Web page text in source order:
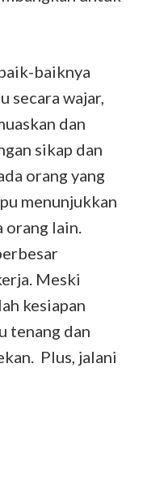
baiknya
secara wajar,
dan
sikap dan
orang yang
menunjukkan
orang lain.
Meski
kesiapan
tenang dan
Plus, jalani